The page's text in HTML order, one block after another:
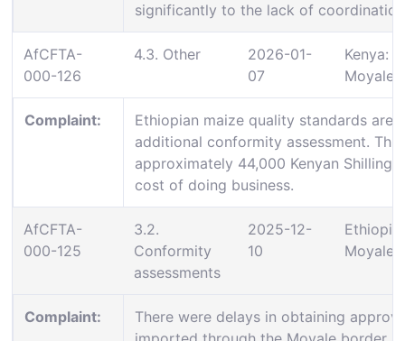
significantly to the lack of
AfCFTA-
000-126
4.3. Other
2026-01-
07
Kenya:
Moyale
Complaint:
Ethiopian maize quality standards are
additional conformity assessment.
approximately 44,000 Kenyan
cost of doing business.
AfCFTA-
000-125
3.2.
Conformity
assessments
2025-12-
10
Ethiopia:
Moyale
Complaint:
There were delays in obtaining